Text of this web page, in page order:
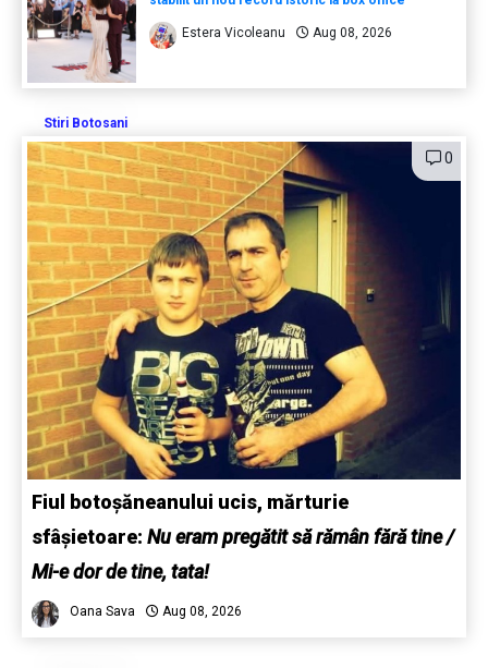
Estera Vicoleanu Aug 08, 2026
Stiri Botosani
0
Fiul botoșăneanului ucis, mărturie
sfâșietoare: Nu eram pregătit să rămân fără tine /
Mi-e dor de tine, tata!
Oana Sava Aug 08, 2026